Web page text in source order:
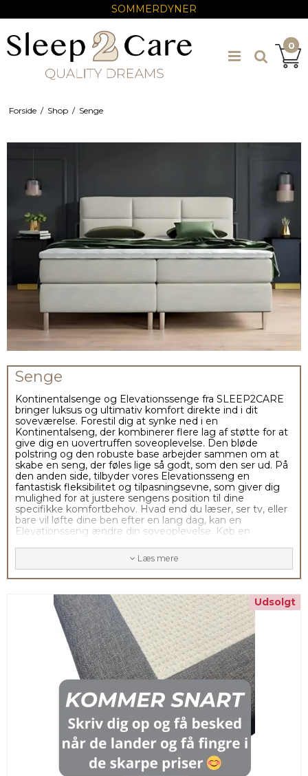
SOMMERDYNER
0
Forside / Shop / Senge
Senge
Kontinentalsenge og Elevationssenge fra SLEEP2CARE
bringer luksus og ultimativ komfort direkte ind i dit
soveværelse. Forestil dig at synke ned i en
Kontinentalseng, der kombinerer flere lag af støtte for at
give dig en uovertruffen soveoplevelse. Den bløde
polstring og den robuste base arbejder sammen om at
skabe en seng, der føles lige så godt, som den ser ud. På
den anden side, tilbyder vores Elevationsseng en
fantastisk fleksibilitet og tilpasningsevne, som giver dig
mulighed for at justere sengens position til dine
specifikke komfortbehov. Hvad end du læser, ser tv, eller
bare vil løfte dine ben efter en lang dag, kan en
Elevationsseng ændre din soveoplevelse. Køb en
nu og oplev forskellen i din søvnkvalitet fra første nat!
Kontinentalsenge
Elevationssenge
Læs mere
Udsolgt